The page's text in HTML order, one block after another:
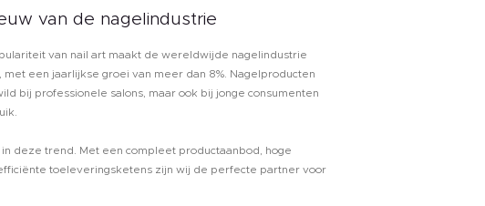
van de nagelindustrie
van nail art maakt de wereldwijde nagelindustrie
met een jaarlijkse groei van meer dan 8%. Nagelproducten
bij professionele salons, maar ook bij jonge consumenten
in deze trend. Met een compleet productaanbod, hoge
toeleveringsketens zijn wij de perfecte partner voor